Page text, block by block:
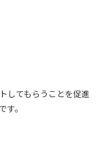
してもらうことを促進
。